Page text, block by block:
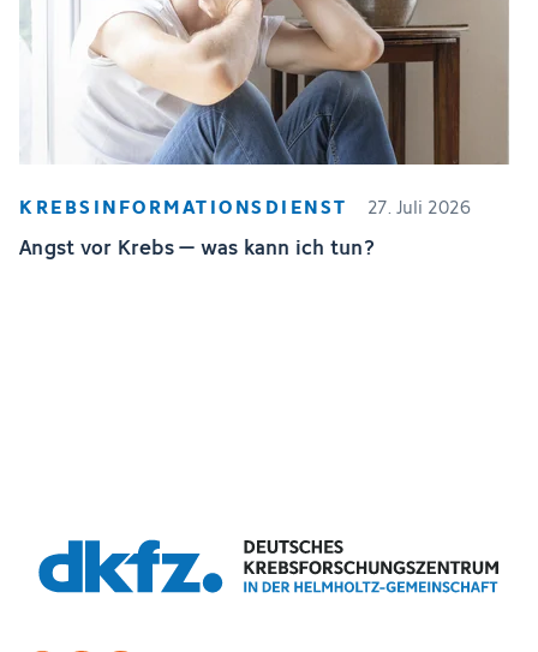
KREBSINFORMATIONSDIENST 27. Juli 2026
Angst vor Krebs – was kann ich tun?